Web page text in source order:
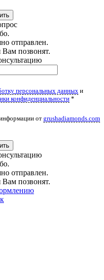
отправлен.
позвонят.
персональных данных и
конфиденциальности*
от grushadiamonds.com
отправлен.
позвонят.